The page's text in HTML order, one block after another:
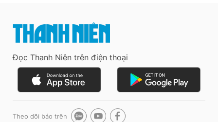
Đọc Thanh Niên trên điện thoại
Theo dõi báo trên